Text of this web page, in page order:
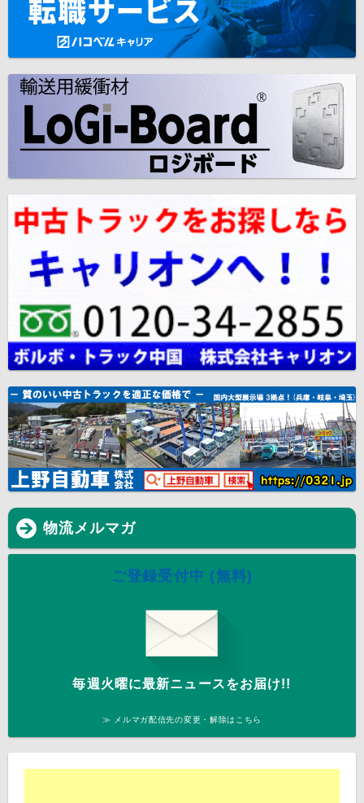
物流メルマガ
ご登録受付中 (無料)
毎週火曜に最新ニュースをお届け!!
≫ メルマガ配信先の変更・解除はこちら